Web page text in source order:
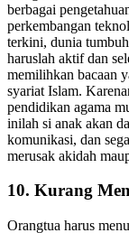
Dengan kata lain,
berbagai
perkembangan
terkini, dunia
haruslah aktif dan
memilihkan bacaan
syariat Islam.
pendidikan agama
inilah si anak akan
komunikasi, dan